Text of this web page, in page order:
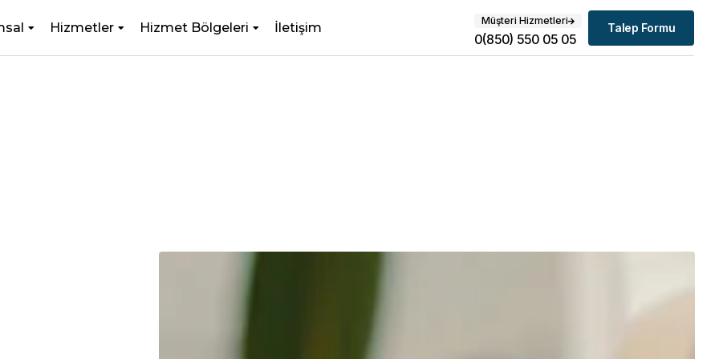
Hizmetler Hizmet Bölgeleri İletişim Müşteri Hizmetleri
0(850) 550 05 05
Talep Formu